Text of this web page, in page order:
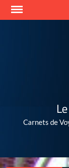
Skip
Carnets de